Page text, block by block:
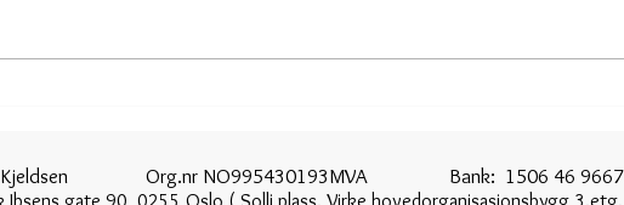
Skreddersydd 2-delt brudekjole
Kjeldsen Org.nr NO995430193MVA Bank: 1506 46